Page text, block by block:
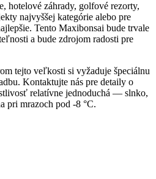
hotelové záhrady, golfové rezorty,
najvyššej kategórie alebo pre
Tento Maxibonsai bude trvale
a bude zdrojom radosti pre
tejto veľkosti si vyžaduje špeciálnu
Kontaktujte nás pre detaily o
relatívne jednoduchá — slnko,
pri mrazoch pod -8 °C.